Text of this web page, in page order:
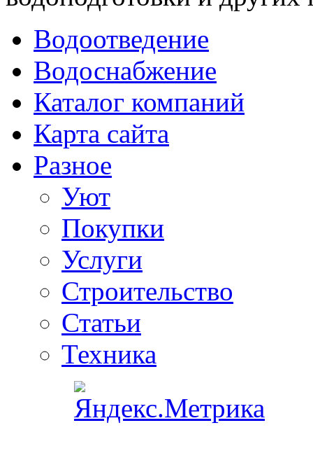
Водоотведение
Водоснабжение
Каталог компаний
Карта сайта
Разное
Уют
Покупки
Услуги
Строительство
Статьи
Техника